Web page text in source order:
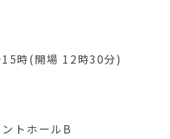
時(開場 12時30分)
トホールB